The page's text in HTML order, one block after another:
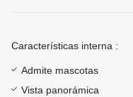
Características interna :
Admite mascotas
Vista panorámica